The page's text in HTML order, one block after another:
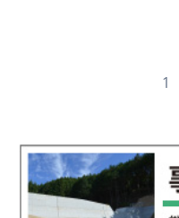
1